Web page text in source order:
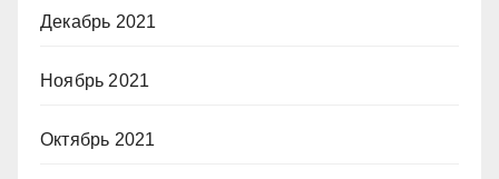
Декабрь 2021
Ноябрь 2021
Октябрь 2021